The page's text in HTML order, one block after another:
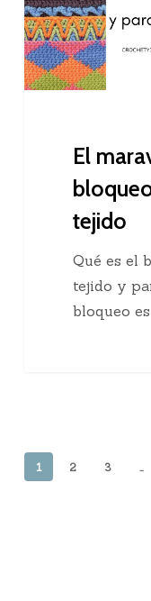
en
el
tejido
El
tejido
Qué es el
tejido y
bloqueo es
1 2 3 …